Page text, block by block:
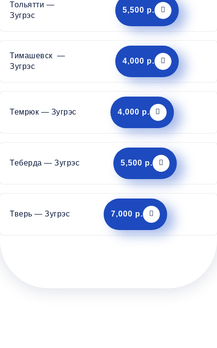
Тольятти —
Зугрэс
5,500 р.
Тимашевск —
Зугрэс
4,000 р.
Темрюк — Зугрэс 4,000 р.
Теберда — Зугрэс 5,500 р.
Тверь — Зугрэс 7,000 р.